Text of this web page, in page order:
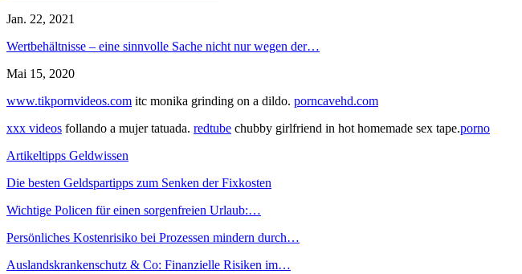
Jan. 22, 2021
Wertbehältnisse – eine sinnvolle Sache nicht nur wegen der…
Mai 15, 2020
www.tikpornvideos.com itc monika grinding on a dildo. porncavehd.com
xxx videos follando a mujer tatuada. redtube chubby girlfriend in hot homemade sex tape.porno
Artikeltipps Geldwissen
Die besten Geldspartipps zum Senken der Fixkosten
Wichtige Policen für einen sorgenfreien Urlaub:…
Persönliches Kostenrisiko bei Prozessen mindern durch…
Auslandskrankenschutz & Co: Finanzielle Risiken im…